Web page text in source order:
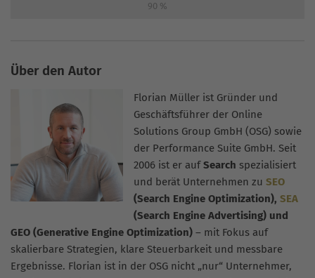
90 %
Über den Autor
Florian Müller ist Gründer und
Geschäftsführer der Online
Solutions Group GmbH (OSG) sowie
der Performance Suite GmbH. Seit
2006 ist er aufSearch spezialisiert
und berät Unternehmen zu SEO
(Search Engine Optimization), SEA
(Search Engine Advertising) und
GEO (Generative Engine Optimization) – mit Fokus auf
skalierbare Strategien, klare Steuerbarkeit und messbare
Ergebnisse. Florian ist in der OSG nicht „nur“ Unternehmer,